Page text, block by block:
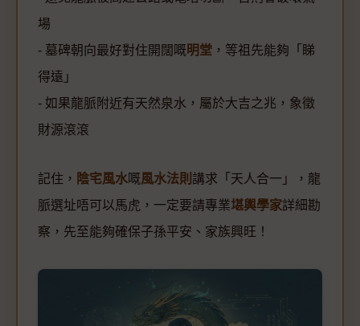
場
- 墓碑朝向最好對住開闊嘅 明堂 ，等祖先能夠「睇
得遠」
- 如果龍脈附近有天然泉水，屬於大吉之兆，象徵
財源滾滾
記住， 陰宅風水嘅風水法則 講求「天人合一」，龍
脈選址唔可以馬虎，一定要請專業堪輿學家詳細勘
察，先至能夠確保子孫平安、家族興旺！